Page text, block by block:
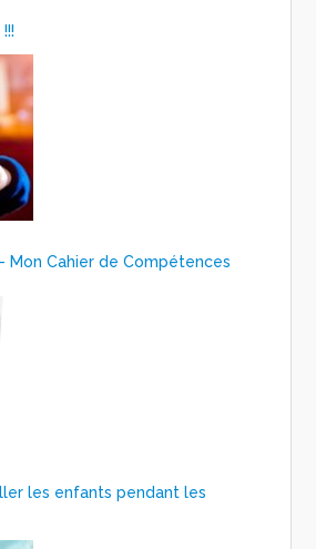
Mon Cahier de Compétences
les enfants pendant les